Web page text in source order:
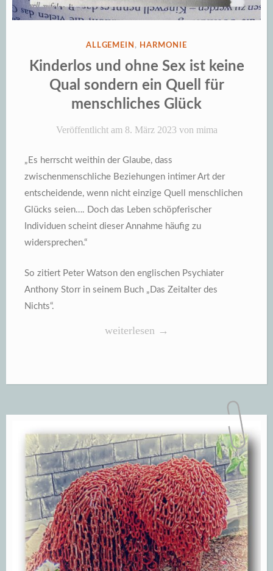
VERÖFFENTLICHT
ALLGEMEIN , HARMONIE
Kinderlos und ohne Sex ist keine
Qual sondern ein Quell für
menschliches Glück
Veröffentlicht am 8. März 2023 von mima
„Es herrscht weithin der Glaube, dass
zwischenmenschliche Beziehungen intimer Art der
entscheidende, wenn nicht einzige Quell menschlichen
Glücks seien…. Doch das Leben schöpferischer
Individuen scheint dieser Annahme häufig zu
widersprechen.“
So zitiert Peter Watson den englischen Psychiater
Anthony Storr in seinem Buch „Das Zeitalter des
Nichts“.
„Kinderlos
Sex
Qual
sondern
ein
Quell
für
menschliches
Glück“
weiterlesen →